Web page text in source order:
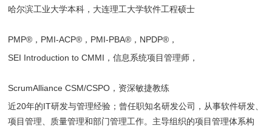
哈尔滨工业大学本科，大连理工大学软件工程硕士
PMP®，PMI-ACP®，PMI-PBA®，NPDP®，
SEI Introduction to CMMI，信息系统项目管理师，
ScrumAlliance CSM/CSPO，资深敏捷教练
近20年的IT研发与管理经验；曾任职知名研发公司，从事软件研发、
项目管理、质量管理和部门管理工作。主导组织的项目管理体系构